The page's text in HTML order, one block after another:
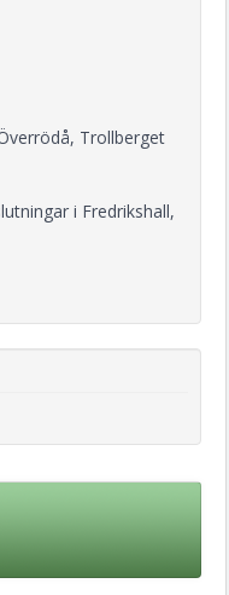
Trollberget
i Fredrikshall,